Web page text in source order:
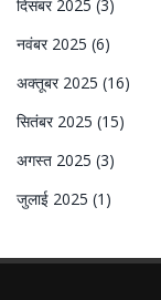
दिसंबर 2025 (3)
नवंबर 2025 (6)
अक्तूबर 2025 (16)
सितंबर 2025 (15)
अगस्त 2025 (3)
जुलाई 2025 (1)